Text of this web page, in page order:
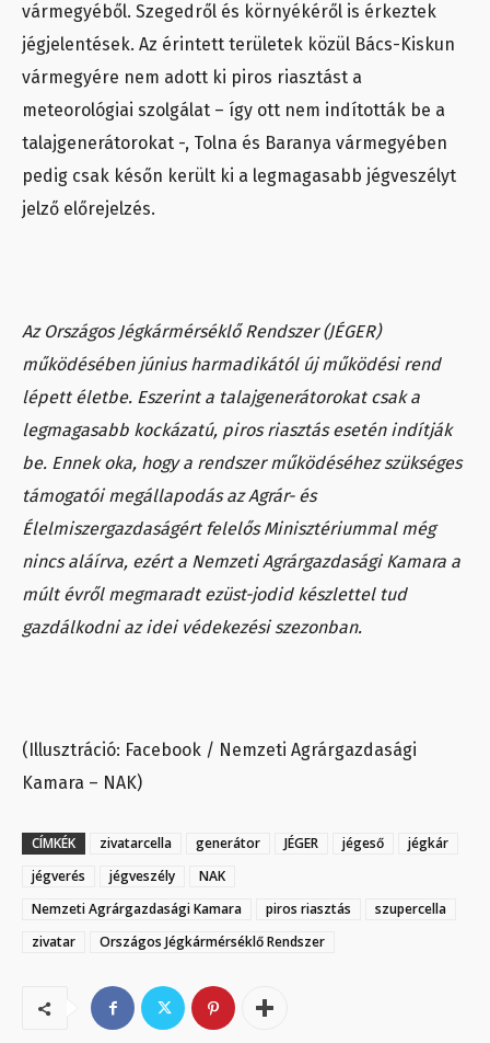
vármegyéből. Szegedről és környékéről is érkeztek
jégjelentések. Az érintett területek közül Bács-Kiskun
vármegyére nem adott ki piros riasztást a
meteorológiai szolgálat – így ott nem indították be a
talajgenerátorokat -, Tolna és Baranya vármegyében
pedig csak későn került ki a legmagasabb jégveszélyt
jelző előrejelzés.
Az Országos Jégkármérséklő Rendszer (JÉGER)
működésében június harmadikától új működési rend
lépett életbe. Eszerint a talajgenerátorokat csak a
legmagasabb kockázatú, piros riasztás esetén indítják
be. Ennek oka, hogy a rendszer működéséhez szükséges
támogatói megállapodás az Agrár- és
Élelmiszergazdaságért felelős Minisztériummal még
nincs aláírva, ezért a Nemzeti Agrárgazdasági Kamara a
múlt évről megmaradt ezüst-jodid készlettel tud
gazdálkodni az idei védekezési szezonban.
(Illusztráció: Facebook / Nemzeti Agrárgazdasági
Kamara – NAK)
CÍMKÉK zivatarcella generátor JÉGER jégeső
jégkár
jégverés
jégveszély
NAK
Nemzeti Agrárgazdasági Kamara
piros riasztás
szupercella
zivatar
Országos Jégkármérséklő Rendszer